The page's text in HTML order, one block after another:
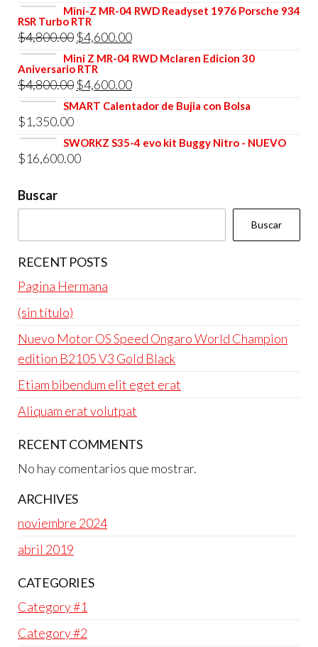
precio
original
era:
$4,800.00.
precio
es:
Mini-Z MR-04 RWD Readyset 1976 Porsche 934
RSR Turbo RTR
$4,800.00 El
precio
original
era:
$4,600.00El
precio
es:
$4,600.00.
Mini Z MR-04 RWD Mclaren Edicion 30
Aniversario RTR
$4,800.00 El
precio
era:
$4,800.00.
$4,600.00El
precio
es:
SMART Calentador de Bujia con Bolsa
$1,350.00
SWORKZ S35-4 evo kit Buggy Nitro - NUEVO
$16,600.00
Buscar
Buscar
RECENT POSTS
Pagina Hermana
(sin título)
Nuevo Motor OS Speed Ongaro World Champion
edition B2105 V3 Gold Black
Etiam bibendum elit eget erat
Aliquam erat volutpat
RECENT COMMENTS
No hay comentarios que mostrar.
ARCHIVES
noviembre 2024
abril 2019
CATEGORIES
Category #1
Category #2